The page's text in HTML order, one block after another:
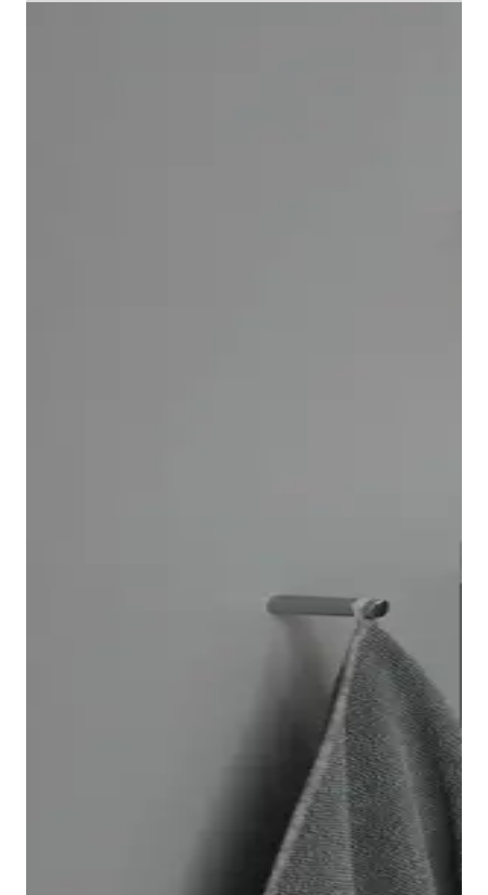
El inodoro suspendido Architec se instala rápida y
fácilmente gracias al sistema de fijación Durafix, que
queda totalmente oculto tras el montaje.
Opcionalmente, puede equipar el inodoro con la
Duravit Rimless ®. Además,
también encontrará un bidé Architec a juego.